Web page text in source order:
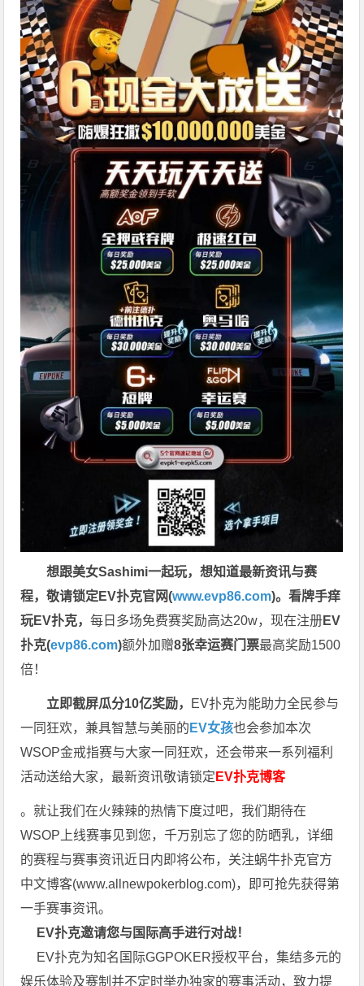
想跟美女Sashimi一起玩，想知道最新资讯与赛
程，敬请锁定EV扑克官网(www.evp86.com)。看牌手痒
玩EV扑克，每日多场免费赛奖励高达20w，现在注册EV
扑克(evp86.com)额外加赠8张幸运赛门票最高奖励1500
倍！
立即截屏瓜分10亿奖励， EV扑克为能助力全民参与
一同狂欢，兼具智慧与美丽的 EV女孩也会参加本次
WSOP金戒指赛与大家一同狂欢，还会带来一系列福利
活动送给大家，最新资讯敬请锁定 EV扑克博客
。就让我们在火辣辣的热情下度过吧，我们期待在
WSOP上线赛事见到您，千万别忘了您的防晒乳，详细
的赛程与赛事资讯近日内即将公布，关注蜗牛扑克官方
中文博客(www.allnewpokerblog.com)，即可抢先获得第
一手赛事资讯。
EV扑克邀请您与国际高手进行对战！
EV扑克为知名国际GGPOKER授权平台，集结多元的
娱乐体验及赛制并不定时举办独家的赛事活动，致力提